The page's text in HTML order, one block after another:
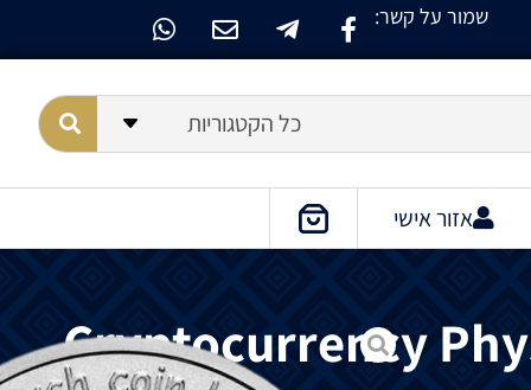
שמור על קשר:
כל הקטגוריות
אזור אישי
Cryptocurrency